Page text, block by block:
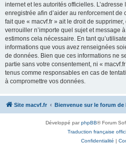
internet et les autorités officielles.
enregistrée afin d’aider au renforcement de
fait que « macvf.fr » ait le droit de
verrouiller n’importe quel sujet et message
estimons cela nécessaire. En tant
informations que vous avez renseignées
de données. Bien que ces informations ne
partie sans votre consentement, ni «
tenus comme responsables en cas de
à compromettre vos données.
Site macvf.fr Bienvenue sur le forum de
Développé parphpBB® Forum
Traduction française
Confidentialité |